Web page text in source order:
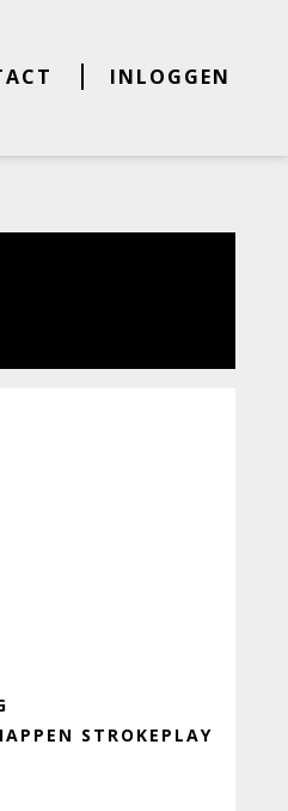
INLOGGEN
STROKEPLAY